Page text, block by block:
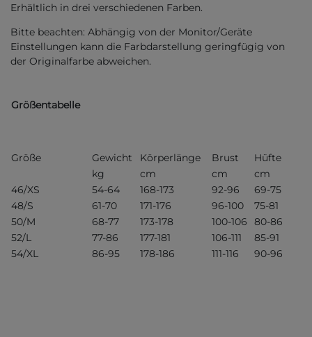
Erhältlich in drei verschiedenen Farben.
Bitte beachten: Abhängig von der Monitor/Geräte
Einstellungen kann die Farbdarstellung geringfügig von
der Originalfarbe abweichen.
Größentabelle
Größe Gewicht Körperlänge Brust
Hüfte
kg
cm cm
cm
46/XS
54-64 168-173 92-96
69-75
48/S
61-70 171-176 96-100
75-81
50/M
68-77 173-178 100-106
80-86
52/L
77-86 177-181 106-111
85-91
54/XL
86-95 178-186 111-116 90-96